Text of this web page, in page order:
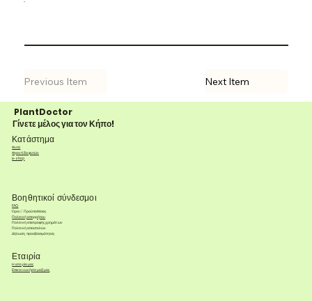
-
Previous Item Next Item
PlantDoctor
Γίνετε μέλος για τον Κήπο!
Κατάστημα
Φυτά
Φροντίδα φυτών
e-shop
Βοηθητικοί σύνδεσμοι
FAQ
Όροι & Προϋποθέσεις
Πολιτική απορρήτου
Πολιτική επιστροφής χρημάτων
Πολιτική αποστολών
Δήλωση προσβασιμότητας
Εταιρία
Η ιστορία μας
Επικοινωνήστε μαζί μας